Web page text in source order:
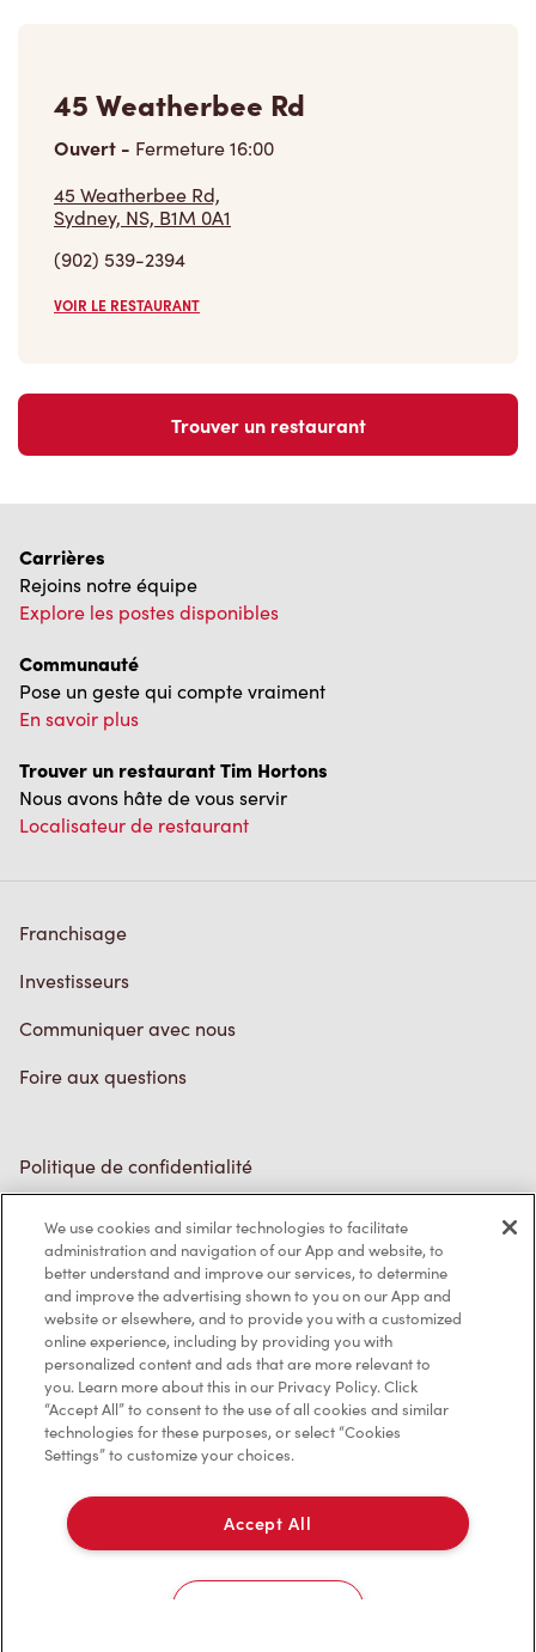
45 Weatherbee Rd
Ouvert - Fermeture16:00
45 Weatherbee Rd,
Sydney, NS, B1M 0A1
(902) 539-2394
VOIR LE RESTAURANT
Trouver un restaurant
Carrières
Rejoins notre équipe
Explore les postes disponibles
Communauté
Pose un geste qui compte vraiment
En savoir plus
Trouver un restaurant Tim Hortons
Nous avons hâte de vous servir
Localisateur de restaurant
Franchisage
Investisseurs
Communiquer avec nous
Foire aux questions
Politique de confidentialité
Marques de commerce
Accessibilité
Diagnostic
Contactez-nous
TM & © Tim Hortons, 2023
We use cookies and similar technologies to facilitate
administration and navigation of our App and website, to
better understand and improve our services, to determine
and improve the advertising shown to you on our App and
website or elsewhere, and to provide you with a customized
online experience, including by providing you with
personalized content and ads that are more relevant to
you. Learn more about this in our Privacy Policy. Click
“Accept All” to consent to the use of all cookies and similar
technologies for these purposes, or select “Cookies
Settings” to customize your choices.
Accept All